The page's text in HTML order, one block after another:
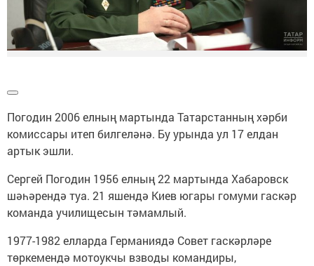
Погодин 2006 елның мартында Татарстанның хәрби
комиссары итеп билгеләнә. Бу урында ул 17 елдан
артык эшли.
Сергей Погодин 1956 елның 22 мартында Хабаровск
шәһәрендә туа. 21 яшендә Киев югары гомуми гаскәр
команда училищесын тәмамлый.
1977-1982 елларда Германиядә Совет гаскәрләре
төркемендә мотоукчы взводы командиры,